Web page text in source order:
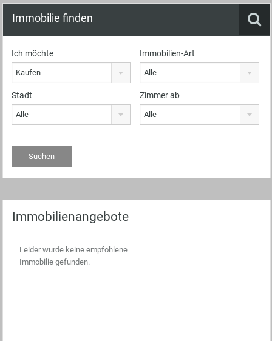
Immobilie finden
Ich möchte
Kaufen
Immobilien-Art
Alle
Stadt
Alle
Zimmer ab
Alle
Immobilienangebote
Leider wurde keine empfohlene
Immobilie gefunden.